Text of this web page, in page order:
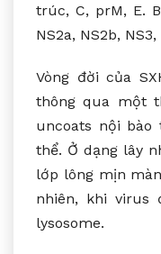
trúc, C, prM, E.
NS2a, NS2b,
Vòng đời của
thông qua một
uncoats nội
thể. Ở dạng lây
lớp lông mịn
nhiên, khi virus
lysosome.